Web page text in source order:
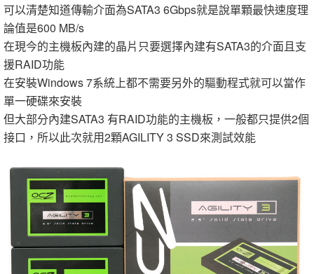
可以清楚知道傳輸介面為SATA3 6Gbps就是說單顆最快速度理
論值是600 MB/s
在現今的主機板內建的晶片只要選擇內建有SATA3的介面且支
援RAID功能
在安裝Windows 7系統上都不需要另外的驅動程式就可以當作
單一硬碟來安裝
但大部分內建SATA3 有RAID功能的主機板，一般都只提供2個
接口，所以此次就用2顆AGILITY 3 SSD來測試效能